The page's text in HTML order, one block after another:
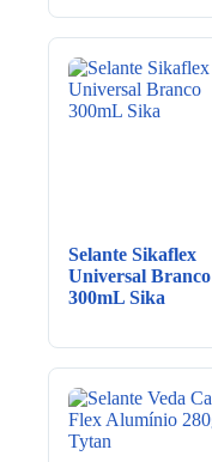
Selante Sikaflex
Universal Branco
300mL Sika